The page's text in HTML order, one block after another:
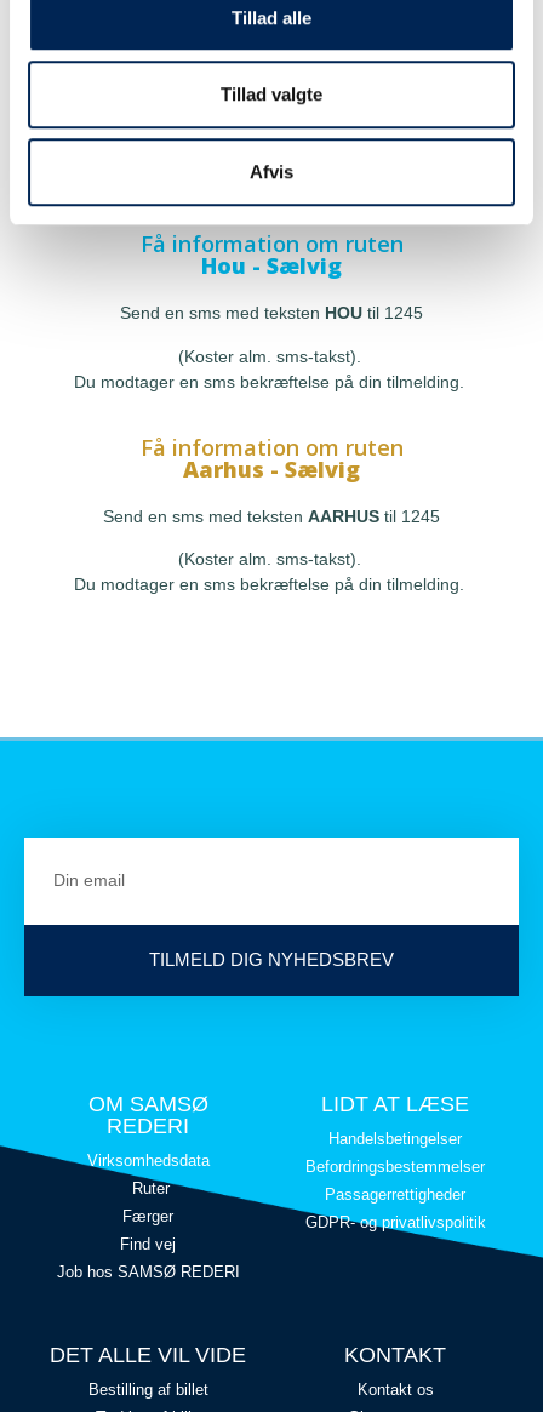
Tillad alle
Tillad valgte
Afvis
Få information om ruten
Hou - Sælvig
Send en sms med teksten HOU til 1245
(Koster alm. sms-takst).
Du modtager en sms bekræftelse på din tilmelding.
Få information om ruten
Aarhus - Sælvig
Send en sms med teksten AARHUS til 1245
(Koster alm. sms-takst).
Du modtager en sms bekræftelse på din tilmelding.
TILMELD DIG NYHEDSBREV
OM SAMSØ
REDERI
Virksomhedsdata
Ruter
Færger
Find vej
Job hos SAMSØ REDERI
LIDT AT LÆSE
Handelsbetingelser
Befordringsbestemmelser
Passagerrettigheder
GDPR- og privatlivspolitik
DET ALLE VIL VIDE
Bestilling af billet
KONTAKT
Kontakt os